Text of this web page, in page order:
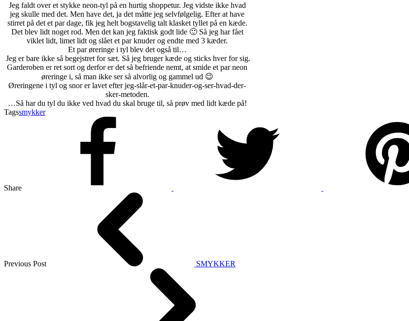
Jeg faldt over et stykke neon-tyl på en hurtig shoppetur. Jeg vidste ikke hvad
jeg skulle med det. Men have det, ja det måtte jeg selvfølgelig. Efter at have
stirret på det et par dage, fik jeg helt bogstavelig talt klasket tyllet på en kæde.
Det blev lidt noget rod. Men det kan jeg faktisk godt lide 🙂 Så jeg har fået
viklet lidt, limet lidt og slået et par knuder og endte med 3 kæder.
Et par øreringe i tyl blev det også til…
Jeg er bare ikke så begejstret for sæt. Så jeg bruger kæde og sticks hver for sig.
Garderoben er ret sort og derfor er det så befriende nemt, at smide et par neon
øreringe i, så man ikke ser så alvorlig og gammel ud 😉
Øreringene i tyl og snor er lavet efter jeg-slår-et-par-knuder-og-ser-hvad-der-
sker-metoden.
…Så har du tyl du ikke ved hvad du skal bruge til, så prøv med lidt kæde på!
Tagssmykker
Share
Previous Post SMYKKER